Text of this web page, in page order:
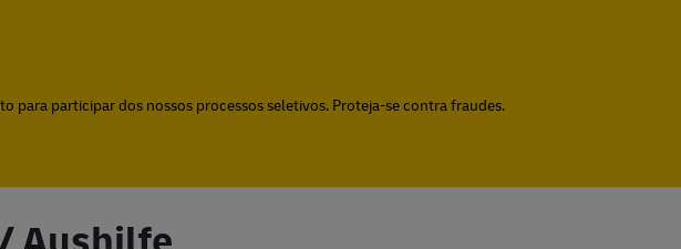
para participar dos nossos processos seletivos. Proteja-se contra fraudes.